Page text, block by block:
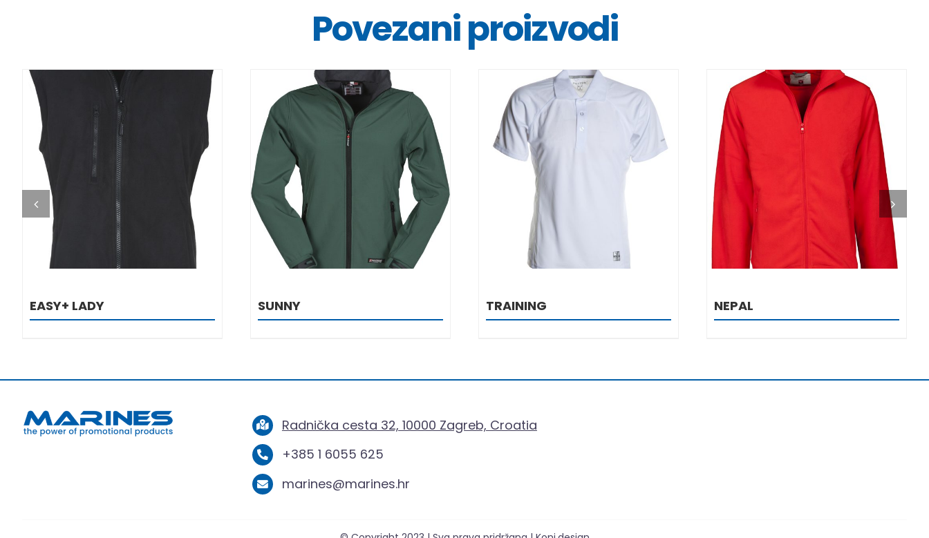
Povezani proizvodi
DETALJI
EASY+ LADY SUNNY TRAINING NEPAL
Radnička cesta 32, 10000 Zagreb, Croatia
+385 1 6055 625
marines@marines.hr